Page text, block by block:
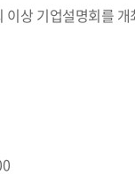
상 기업설명회를